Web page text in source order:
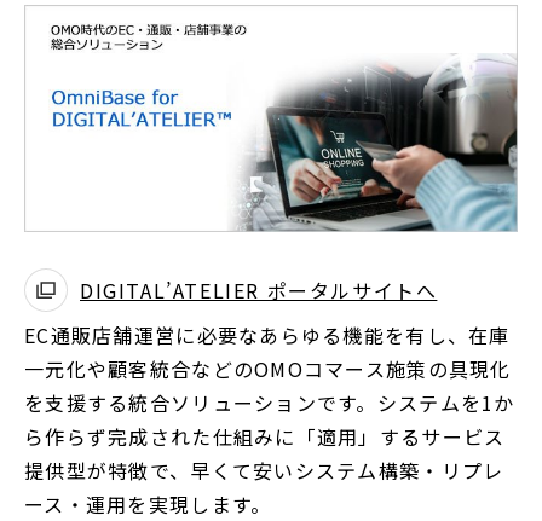
DIGITAL’ATELIER ポータルサイトへ
別
ウ
ィ
ン
ド
ウ
EC通販店舗運営に必要なあらゆる機能を有し、在庫
一元化や顧客統合などのOMOコマース施策の具現化
を支援する統合ソリューションです。システムを1か
ら作らず完成された仕組みに「適用」するサービス
提供型が特徴で、早くて安いシステム構築・リプレ
ース・運用を実現します。